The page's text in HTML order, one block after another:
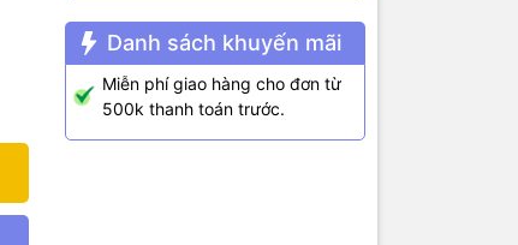
Danh sách khuyến mãi
Miễn phí giao hàng cho đơn từ
500k thanh toán trước.
trở lên)